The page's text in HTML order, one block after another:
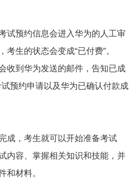
试预约信息会进入华为的人工审
考生的状态会变成“已付费”。
收到华为发送的邮件，告知已成
试预约申请以及华为已确认付款成
成，考生就可以开始准备考试
内容、掌握相关知识和技能，并
和材料。